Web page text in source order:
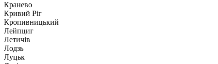
Кранево
Кривий Ріг
Кропивницький
Лейпциг
Летичів
Лодзь
Луцьк